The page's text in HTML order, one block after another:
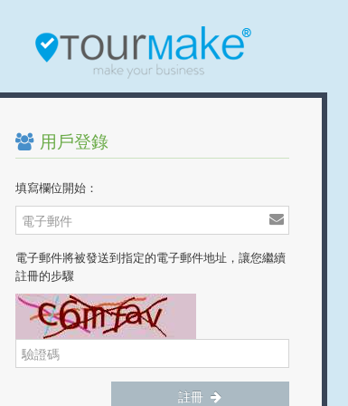
用戶登錄
填寫欄位開始：
電子郵件將被發送到指定的電子郵件地址，讓您繼續
註冊的步驟
註冊